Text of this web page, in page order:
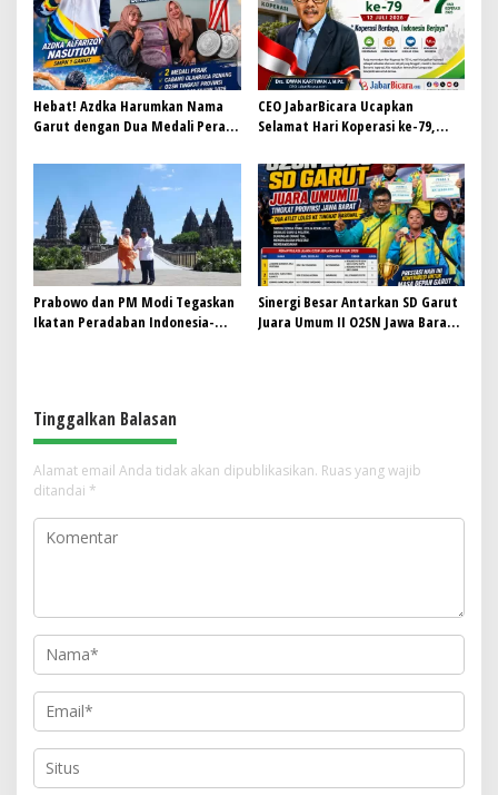
Hebat! Azdka Harumkan Nama
Garut dengan Dua Medali Perak
CEO JabarBicara Ucapkan
Selamat Hari Koperasi ke-79,
Kebangkitan Ekonomi Nasional
Prabowo dan PM Modi Tegaskan
Ikatan Peradaban Indonesia-
Sinergi Besar Antarkan SD Garut
Juara Umum II O2SN Jawa Barat
Tinggalkan Balasan
Alamat email Anda tidak akan dipublikasikan. Ruas yang wajib
ditandai *